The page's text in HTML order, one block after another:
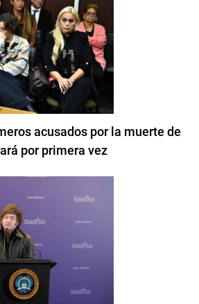
acusados por la muerte de
por primera vez